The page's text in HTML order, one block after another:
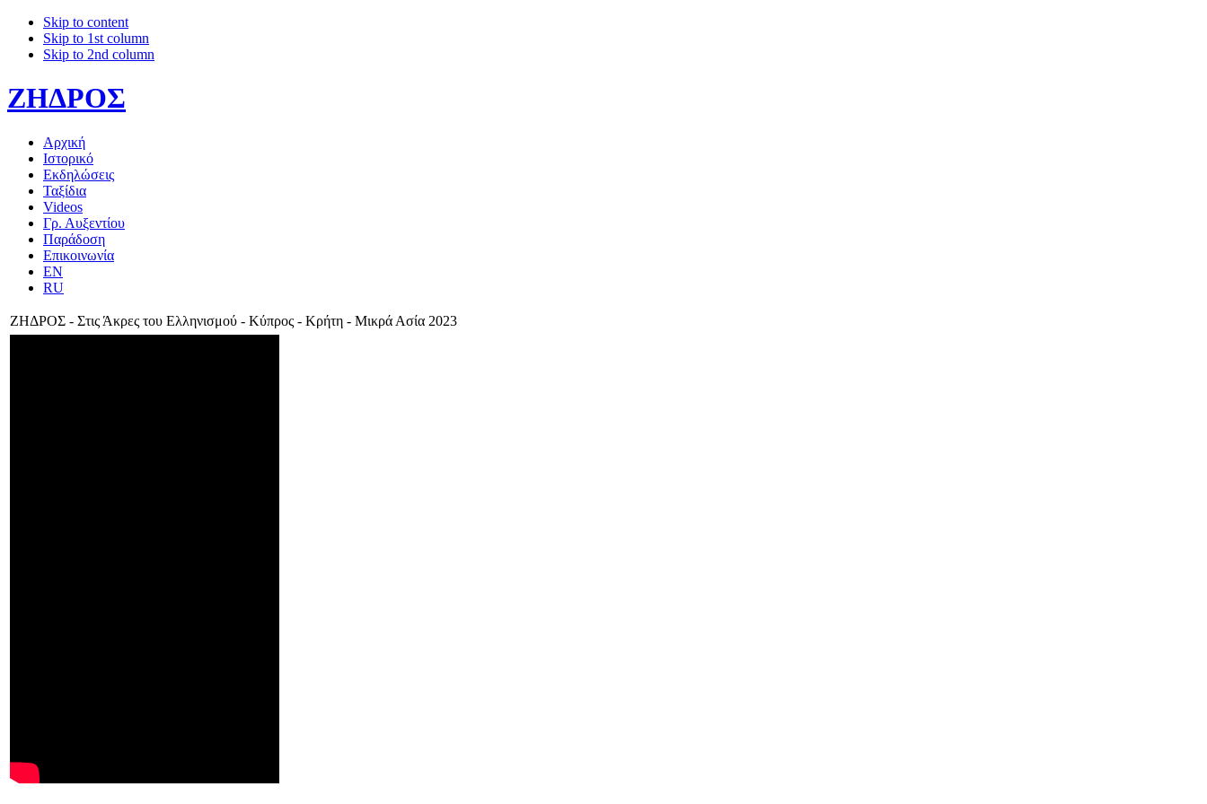
Skip to content
Skip to 1st column
Skip to 2nd column
ΖΗΔΡΟΣ
Αρχική
Ιστορικό
Εκδηλώσεις
Ταξίδια
Videos
Γρ. Αυξεντίου
Παράδοση
Επικοινωνία
EN
RU
ΖΗΔΡΟΣ - Στις Άκρες του Ελληνισμού - Κύπρος - Κρήτη - Μικρά Ασία 2023